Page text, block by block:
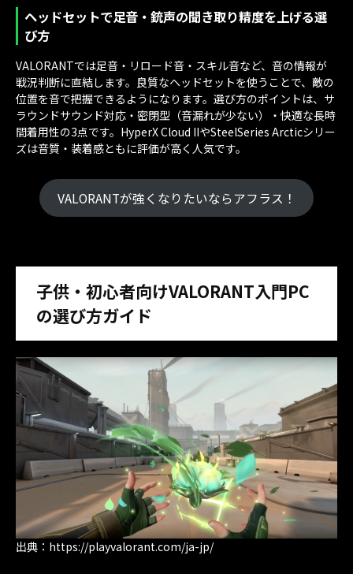
ヘッドセットで足音・銃声の聞き取り精度を上げる選
び方
VALORANTでは足音・リロード音・スキル音など、音の情報が
戦況判断に直結します。良質なヘッドセットを使うことで、敵の
位置を音で把握できるようになります。選び方のポイントは、サ
ラウンドサウンド対応・密閉型（音漏れが少ない）・快適な長時
間着用性の3点です。HyperX Cloud IIやSteelSeries Arcticシリー
ズは音質・装着感ともに評価が高く人気です。
VALORANTが強くなりたいならアフラス！
子供・初心者向けVALORANT入門PC
の選び方ガイド
出典：https://playvalorant.com/ja-jp/